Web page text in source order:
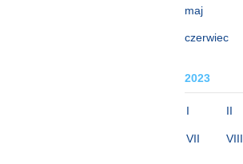
maj
czerwiec
2023
I II
VII VIII